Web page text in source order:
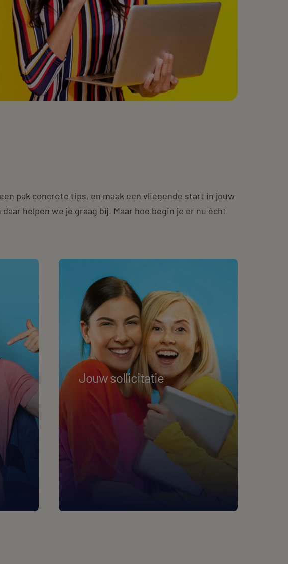
pak concrete tips, en maak een vliegende start in jouw
helpen we je graag bij. Maar hoe begin je er nu écht
Jouw sollicitatie